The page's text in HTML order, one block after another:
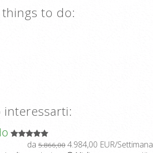
to do:
da 5.866,00 4.984,00 EUR/Settimana